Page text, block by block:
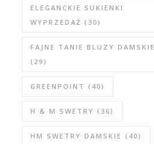
ELEGANCKIE SUKIENKI
WYPRZEDAŻ (30)
FAJNE TANIE BLUZY DAMSKIE
(29)
GREENPOINT (40)
H & M SWETRY (36)
HM SWETRY DAMSKIE (40)